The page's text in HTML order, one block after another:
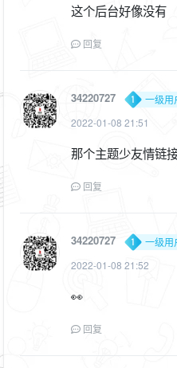
这个后台好像没有
回复
34220727
一级用
2022-01-08 21:51
那个主题少友情链
回复
34220727
一级用
2022-01-08 21:52
👀
回复